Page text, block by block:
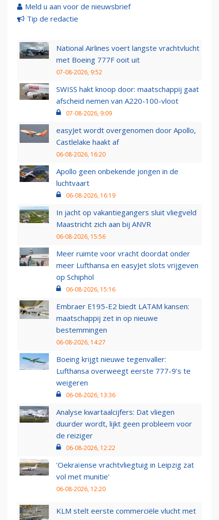
Meld u aan voor de nieuwsbrief
Tip de redactie
National Airlines voert langste vrachtvlucht
met Boeing 777F ooit uit
07-08-2026, 9:52
SWISS hakt knoop door: maatschappij gaat
afscheid nemen van A220-100-vloot
07-08-2026, 9:09
easyJet wordt overgenomen door Apollo,
Castlelake haakt af
06-08-2026, 16:20
Apollo geen onbekende jongen in de
luchtvaart
06-08-2026, 16:19
In jacht op vakantiegangers sluit vliegveld
Maastricht zich aan bij ANVR
06-08-2026, 15:56
Meer ruimte voor vracht doordat onder
meer Lufthansa en easyJet slots vrijgeven
op Schiphol
06-08-2026, 15:16
Embraer E195-E2 biedt LATAM kansen:
maatschappij zet in op nieuwe
bestemmingen
06-08-2026, 14:27
Boeing krijgt nieuwe tegenvaller:
Lufthansa overweegt eerste 777-9’s te
weigeren
06-08-2026, 13:36
Analyse kwartaalcijfers: Dat vliegen
duurder wordt, lijkt geen probleem voor
de reiziger
06-08-2026, 12:22
'Oekraïense vrachtvliegtuig in Leipzig zat
vol met munitie'
06-08-2026, 12:20
KLM stelt eerste commerciële vlucht met